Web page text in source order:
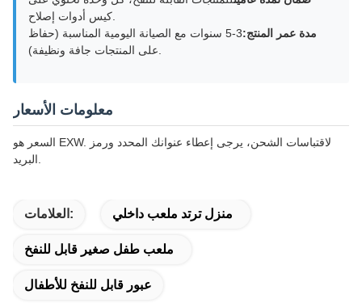
مدة عمر المنتج:
3-5 سنوات مع الصيانة اليومية المناسبة (حفاظ
معلومات الأسعار
السعر هو EXW. لاقتباسات الشحن، يرجى إعطاء عنوانك المحدد ورمز
العلامات: منزل ترتد ملعب داخلي
ملعب طفل صغير قابل للنفخ
عبور قابل للنفخ للأطفال